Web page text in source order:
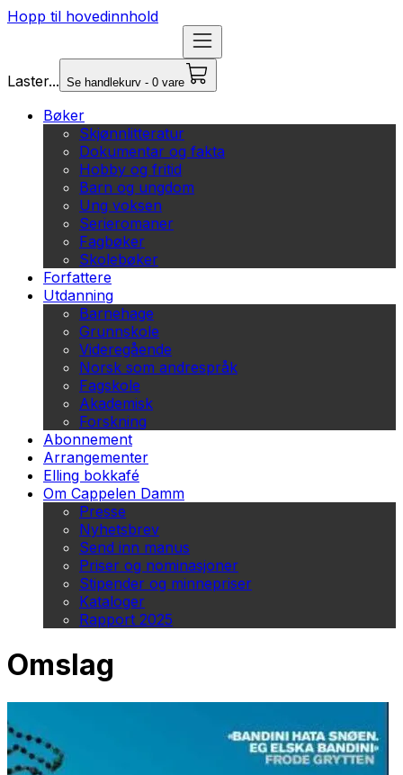
Hopp til hovedinnhold
Laster... Se handlekurv - 0 vare
Bøker
Skjønnlitteratur
Dokumentar og fakta
Hobby og fritid
Barn og ungdom
Ung voksen
Serieromaner
Fagbøker
Skolebøker
Forfattere
Utdanning
Barnehage
Grunnskole
Videregående
Norsk som andrespråk
Fagskole
Akademisk
Forskning
Abonnement
Arrangementer
Elling bokkafé
Om Cappelen Damm
Presse
Nyhetsbrev
Send inn manus
Priser og nominasjoner
Stipender og minnepriser
Kataloger
Rapport 2025
Omslag